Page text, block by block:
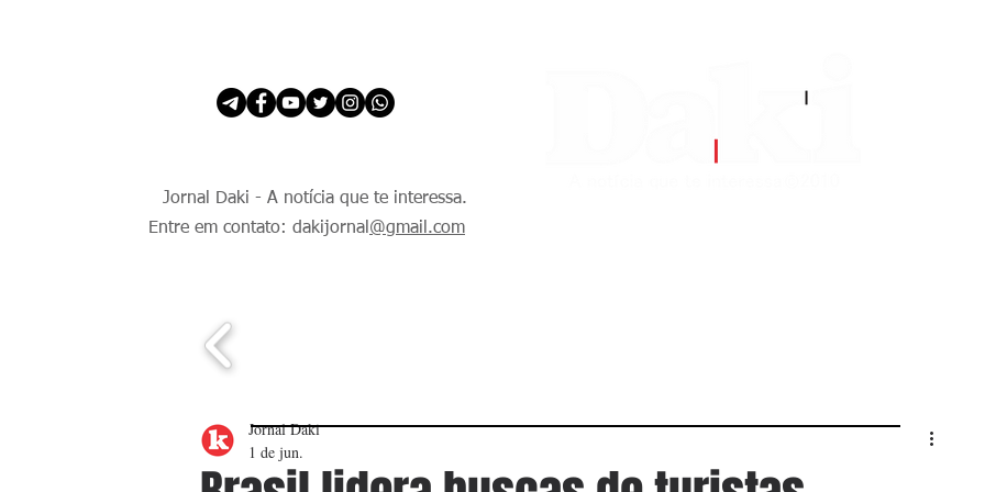
Jornal Daki - A notícia que te interessa.
Entre em contato: dakijornal @gmail.com
Jornal Daki
1 de jun.